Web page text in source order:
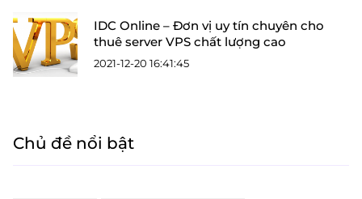
IDC Online – Đơn vị uy tín chuyên cho
thuê server VPS chất lượng cao
2021-12-20 16:41:45
Chủ đề nổi bật